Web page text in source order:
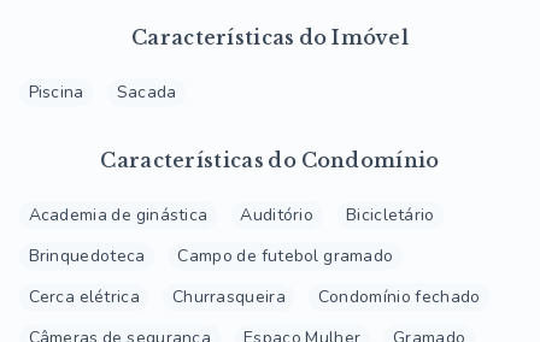
Características do Imóvel
Piscina Sacada
Características do Condomínio
Academia de ginástica Auditório
Bicicletário
Brinquedoteca
Campo de futebol gramado
Cerca elétrica
Churrasqueira
Condomínio fechado
Câmeras de segurança
Espaço Mulher
Gramado